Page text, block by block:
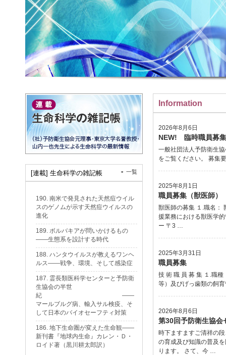
Information
2026年8月6日
NEW! 臨時職員募
一般社団法人予防衛生
をご覧ください。 募集
2025年8月1日
職員募集（獣医師）
獣医師の募集 １.職名：
援業務における獣医学
ー 〒3 …
2025年3月31日
職員募集
技 術 職 員 募 集 １.職
等）及びげっ歯類の飼
2026年8月6日
第30回予防衛生協会
時下ますますご清祥の
の育成及び知識の普及
ります。 さて、今 …
[連載] 生命科学の雑記帳 一覧
190. 南米で発見された天然痘ウイル
スのゲノムが示す天然痘ウイルスの
進化
189. ボルバキアが問いかけるもの
——生態系を設計する時代
188. ハンタウイルスが教えるワンヘ
ルス——戦争、環境、そして感染症
187. 霊長類医科学センターと予防衛
生協会の半世
紀 ——
マールブルグ病、輸入サル検疫、そ
して日本のバイオセーフティ対策
186. 地下生命圏が変えた生命観——
新刊書『地球内生命』カレン・Ｄ・
ロイド著（黒川耕太郎訳）